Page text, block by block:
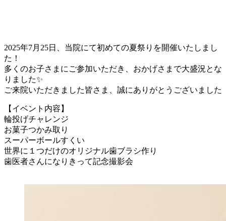
2025年7月25日、当院にて初めての夏祭りを開催いたしまし
た！
多くのお子さまにご参加いただき、おかげさまで大盛況とな
りました✨
ご来院いただきました皆さま、誠にありがとうございました
【イベント内容】
輪投げチャレンジ
お菓子つかみ取り
スーパーボールすくい
世界に１つだけのオリジナル歯ブラシ作り
歯医者さんになりきって記念撮影会